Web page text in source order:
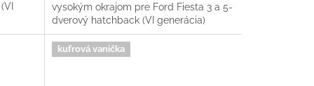
vysokým okrajom pre Ford Fiesta 3 a 5-
dverový hatchback (VI generácia)
kufrová vanička